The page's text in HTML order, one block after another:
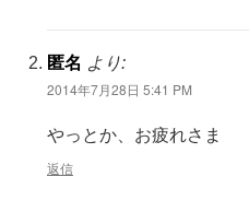
匿名 より:
2014年7月28日 5:41 PM
やっとか、お疲れさま
返信